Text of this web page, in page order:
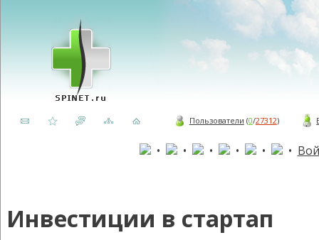
Пользователи (0/27312)
• • • • • •
Инвестиции в стартап